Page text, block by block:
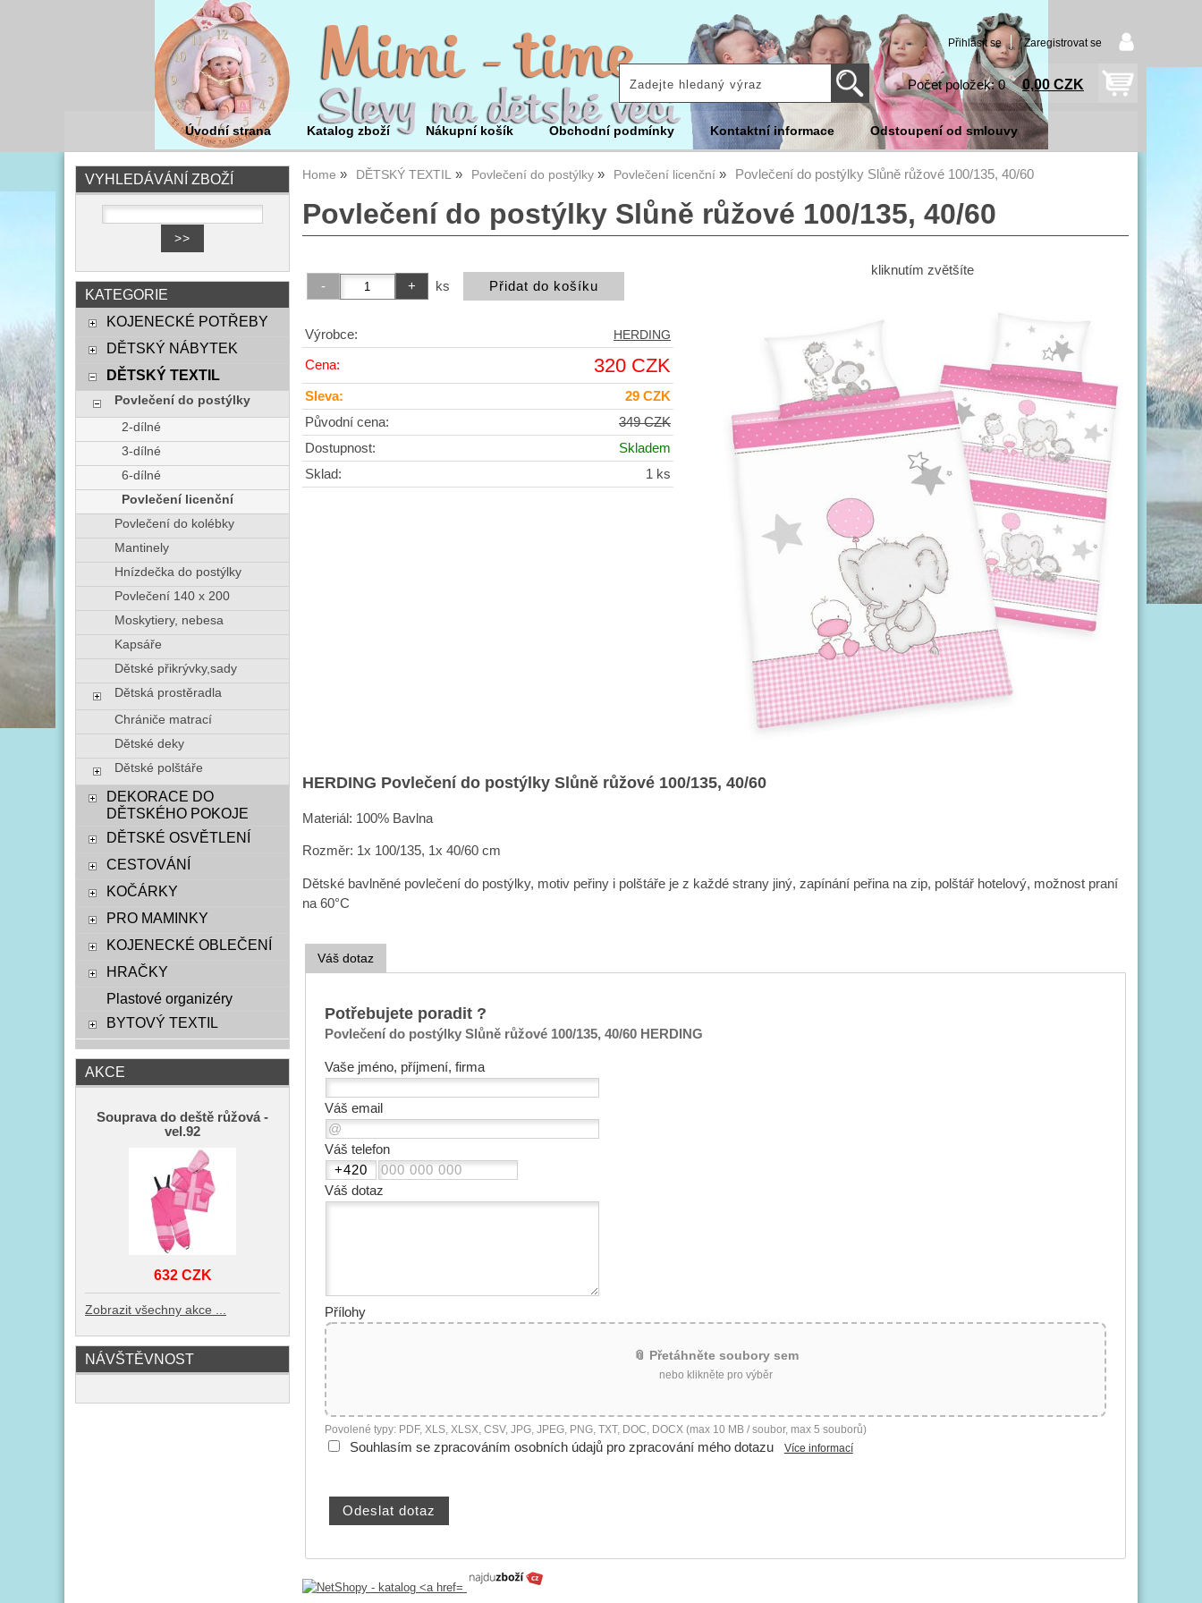
Přihlásit se Zaregistrovat se
Počet položek: 0 0,00 CZK
Úvodní strana Katalog zboží Nákupní košík Obchodní podmínky Kontaktní informace Odstoupení od smlouvy
Home DĚTSKÝ TEXTIL Povlečení do postýlky Povlečení licenční Povlečení do postýlky Slůně růžové 100/135, 40/60
Povlečení do postýlky Slůně růžové 100/135, 40/60
kliknutím zvětšíte
ks
Výrobce: HERDING
Cena: 320 CZK
Sleva:
29 CZK
Původní cena:
349 CZK
Dostupnost:
Skladem
Sklad:
1 ks
HERDING Povlečení do postýlky Slůně růžové 100/135, 40/60
Materiál: 100% Bavlna
Rozměr: 1x 100/135, 1x 40/60 cm
Dětské bavlněné povlečení do postýlky, motiv peřiny i polštáře je z každé strany jiný, zapínání peřina na zip, polštář hotelový, možnost praní
na 60°C
Váš dotaz
Potřebujete poradit ?
Povlečení do postýlky Slůně růžové 100/135, 40/60 HERDING
Vaše jméno, příjmení, firma
Váš email
Váš telefon
Váš dotaz
Přílohy
📎 Přetáhněte soubory sem
nebo klikněte pro výběr
Povolené typy: PDF, XLS, XLSX, CSV, JPG, JPEG, PNG, TXT, DOC, DOCX (max 10 MB / soubor, max 5 souborů)
Souhlasím se zpracováním osobních údajů pro zpracování mého dotazu Více informací
VYHLEDÁVÁNÍ ZBOŽÍ
KATEGORIE
KOJENECKÉ POTŘEBY
DĚTSKÝ NÁBYTEK
DĚTSKÝ TEXTIL
Povlečení do postýlky
2-dílné
3-dílné
6-dílné
Povlečení licenční
Povlečení do kolébky
Mantinely
Hnízdečka do postýlky
Povlečení 140 x 200
Moskytiery, nebesa
Kapsáře
Dětské přikrývky,sady
Dětská prostěradla
Chrániče matrací
Dětské deky
Dětské polštáře
DEKORACE DO
DĚTSKÉHO POKOJE
DĚTSKÉ OSVĚTLENÍ
CESTOVÁNÍ
KOČÁRKY
PRO MAMINKY
KOJENECKÉ OBLEČENÍ
HRAČKY
Plastové organizéry
BYTOVÝ TEXTIL
AKCE
Souprava do deště růžová -
vel.92
632 CZK
Zobrazit všechny akce ...
NÁVŠTĚVNOST